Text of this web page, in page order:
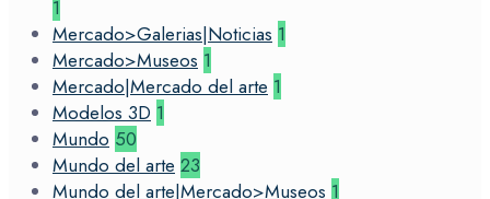
1
Mercado>Galerias|Noticias 1
Mercado>Museos 1
Mercado|Mercado del arte 1
Modelos 3D 1
Mundo 50
Mundo del arte 23
Mundo del arte|Mercado>Museos 1